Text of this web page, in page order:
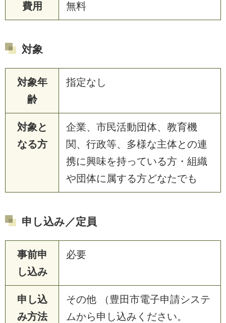
費用 無料
対象
対象年
齢
指定なし
対象と
なる方
企業、市民活動団体、教育機
関、行政等、多様な主体との連
携に興味を持っている方・組織
や団体に属する方どなたでも
申し込み／定員
事前申
し込み
必要
申し込
み方法
その他 （豊田市電子申請システ
ムから申し込みください。